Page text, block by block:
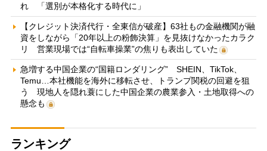
れ 「選別が本格化する時代に」
【クレジット決済代行・全東信が破産】63社もの金融機関が融
資をしながら「20年以上の粉飾決算」を見抜けなかったカラク
リ 営業現場では“自転車操業”の焦りも表出していた
急増する中国企業の“国籍ロンダリング” SHEIN、TikTok、
Temu…本社機能を海外に移転させ、トランプ関税の回避を狙
う 現地人を隠れ蓑にした中国企業の農業参入・土地取得への
懸念も
ランキング